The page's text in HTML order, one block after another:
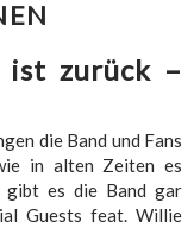
ist zurück –
die Band und Fans
in alten Zeiten es
gibt es die Band gar
Guests feat. Willie